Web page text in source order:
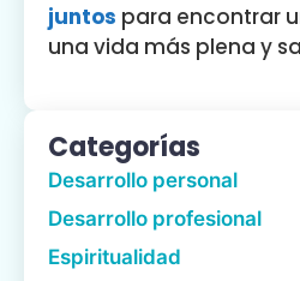
juntos para encontrar
una vida más plena y
Categorías
Desarrollo personal
Desarrollo profesional
Espiritualidad